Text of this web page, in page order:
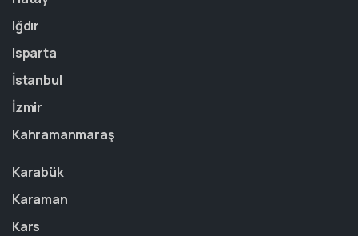
Iğdır
Isparta
İstanbul
İzmir
Kahramanmaraş
Karabük
Karaman
Kars